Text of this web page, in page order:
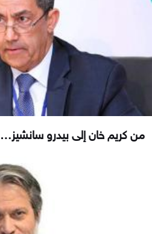
من كريم خان إلى بيدرو